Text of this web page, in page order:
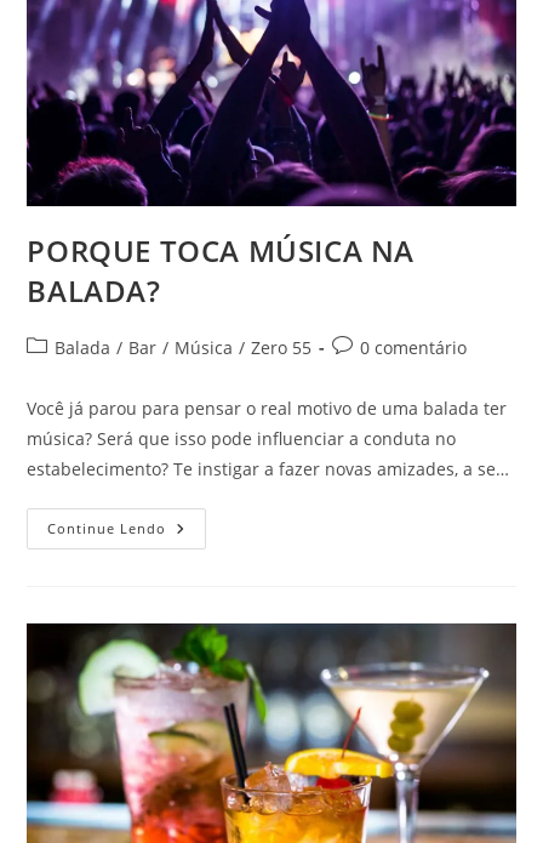
PORQUE TOCA MÚSICA NA
BALADA?
Categoria
post:
Balada / Bar / Música / Zero 55
Comentários
post:
0 comentário
Você já parou para pensar o real motivo de uma balada ter
música? Será que isso pode influenciar a conduta no
estabelecimento? Te instigar a fazer novas amizades, a se…
Continue Lendo PORQUE
TOCA